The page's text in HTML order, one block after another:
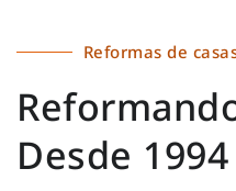
Reformas de
Desde 1994